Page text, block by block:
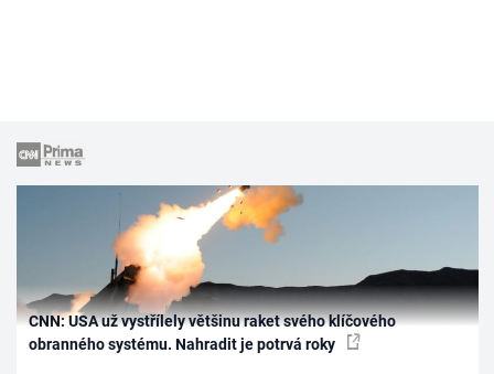
CNN: USA už vystřílely většinu raket svého klíčového
obranného systému. Nahradit je potrvá roky